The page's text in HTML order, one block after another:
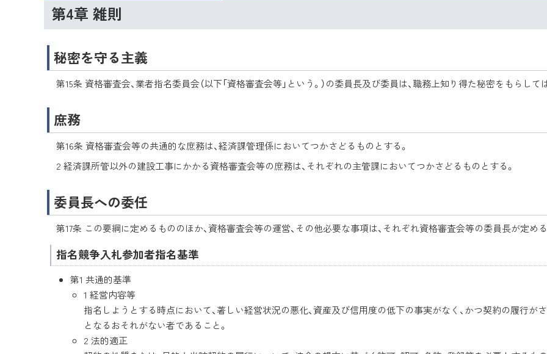
第4章 雑則
秘密を守る主義
第15条 資格審査会、業者指名委員会（以下「資格審査会等」という。）の委員長及び委員は、職務上知り得た秘密をもらして
庶務
第16条 資格審査会等の共通的な庶務は、経済課管理係においてつかさどるものとする。
2 経済課所管以外の建設工事にかかる資格審査会等の庶務は、それぞれの主管課においてつかさどるものとする。
委員長への委任
第17条 この要綱に定めるもののほか、資格審査会等の運営、その他必要な事項は、それぞれ資格審査会等の委員長が定める
指名競争入札参加者指名基準
第1 共通的基準
1 経営内容等
指名しようとする時点において、著しい経営状況の悪化、資産及び信用度の低下の事実がなく、かつ契約の履行が
となるおそれがない者であること。
2 法的適正